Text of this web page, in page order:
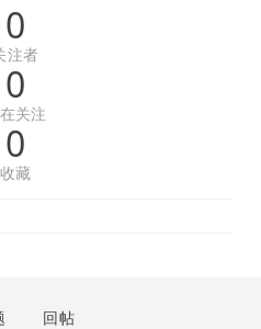
0
注者
0
关注
0
收藏
回帖